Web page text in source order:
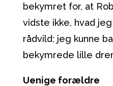
bekymret for, at
vidste ikke, hvad
rådvild; jeg kunne
bekymrede lille
Uenige forældre